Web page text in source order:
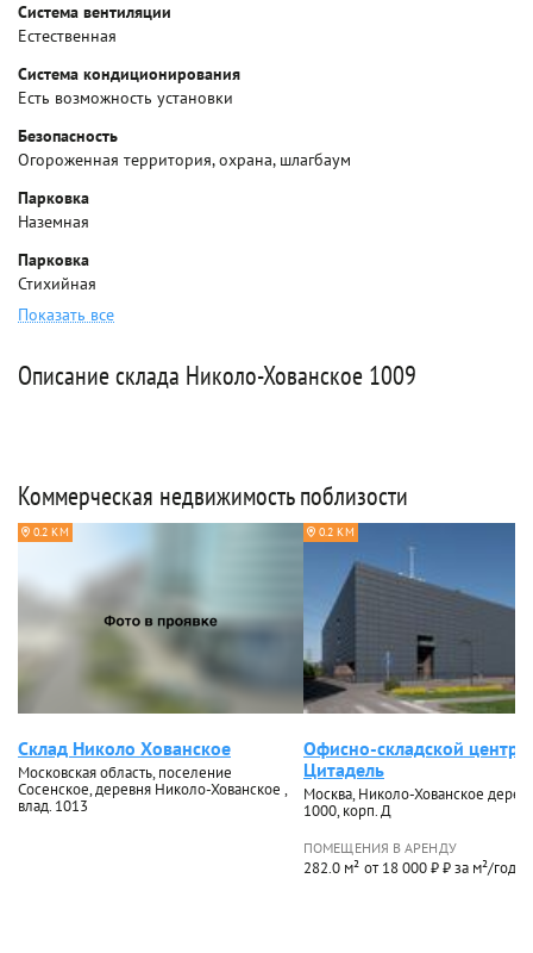
Система вентиляции
Естественная
Система кондиционирования
Есть возможность установки
Безопасность
Огороженная территория, охрана, шлагбаум
Парковка
Наземная
Парковка
Стихийная
Показать все
Описание склада Николо-Хованское 1009
Коммерческая недвижимость поблизости
0.2 КМ
Склад Николо Хованское
Московская область, поселение
Сосенское, деревня Николо-Хованское ,
влад. 1013
0.2 КМ
Офисно-складской центр
Цитадель
Москва, Николо-Хованское
1000, корп. Д
ПОМЕЩЕНИЯ В АРЕНДУ
282.0 м² от 18 000 ₽ ₽ за м²/год